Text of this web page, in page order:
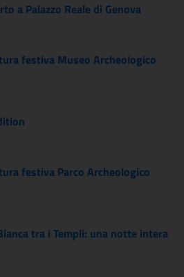
a Palazzo Reale di Genova
festiva Museo Archeologico
festiva Parco Archeologico
tra i Templi: una notte intera